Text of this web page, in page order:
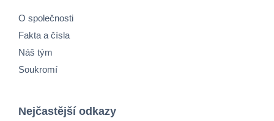
O společnosti
Fakta a čísla
Náš tým
Soukromí
Nejčastější odkazy